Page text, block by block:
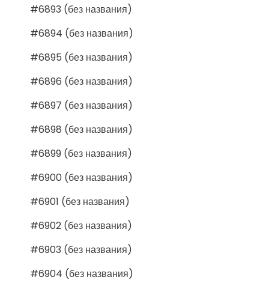
#6893 (без названия)
#6894 (без названия)
#6895 (без названия)
#6896 (без названия)
#6897 (без названия)
#6898 (без названия)
#6899 (без названия)
#6900 (без названия)
#6901 (без названия)
#6902 (без названия)
#6903 (без названия)
#6904 (без названия)